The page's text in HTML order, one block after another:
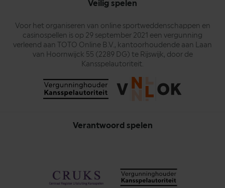
Veilig spelen
Voor het organiseren van online sportweddenschappen en
casinospellen is op 29 september 2021 een vergunning
verleend aan TOTO Online B.V., kantoorhoudende aan Laan
van Hoornwijck 55 (2289 DG) te Rijswijk, door de
Kansspelautoriteit.
Verantwoord spelen